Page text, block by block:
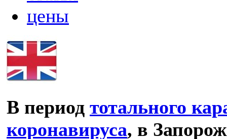
цены
В период тотального
коронавируса, в